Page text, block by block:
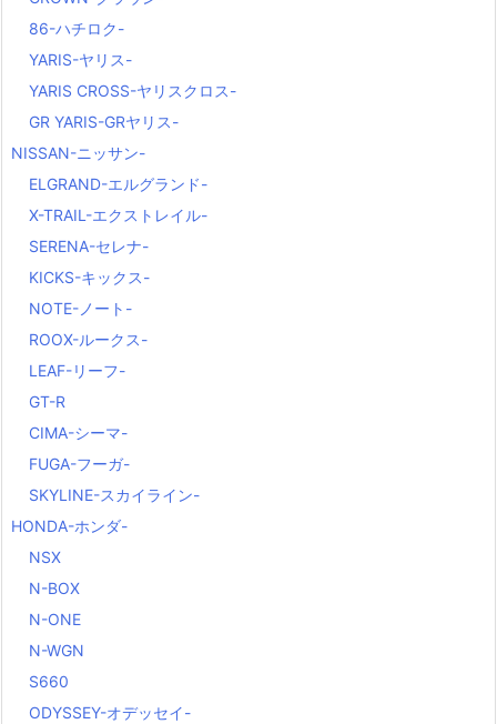
86-ハチロク-
YARIS-ヤリス-
YARIS CROSS-ヤリスクロス-
GR YARIS-GRヤリス-
NISSAN-ニッサン-
ELGRAND-エルグランド-
X-TRAIL-エクストレイル-
SERENA-セレナ-
KICKS-キックス-
NOTE-ノート-
ROOX-ルークス-
LEAF-リーフ-
GT-R
CIMA-シーマ-
FUGA-フーガ-
SKYLINE-スカイライン-
HONDA-ホンダ-
NSX
N-BOX
N-ONE
N-WGN
S660
ODYSSEY-オデッセイ-